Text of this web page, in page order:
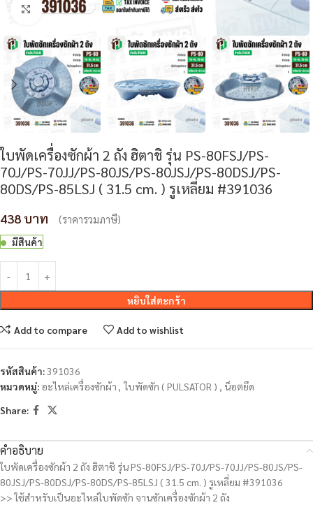
Click to enlarge
ใบพัดเครื่องซักผ้า 2 ถัง ฮิตาชิ รุ่น PS-80FSJ/PS-
70J/PS-70JJ/PS-80JS/PS-80JSJ/PS-80DSJ/PS-
80DS/PS-85LSJ ( 31.5 cm. ) รูเหลี่ยม #391036
438 (ราคารวมภาษี)
มีสินค้า
หยิบใส่ตะกร้า
Add to compare Add to wishlist
รหัสสินค้า:391036
หมวดหมู่: อะไหล่เครื่องซักผ้า , ใบพัดซัก ( PULSATOR ) , น็อตยึด
Share:
คำอธิบาย
ใบพัดเครื่องซักผ้า 2 ถัง ฮิตาชิ รุ่น PS-80FSJ/PS-70J/PS-70JJ/PS-80JS/PS-
80JSJ/PS-80DSJ/PS-80DS/PS-85LSJ ( 31.5 cm. ) รูเหลี่ยม #391036
>> ใช้สำหรับเป็นอะไหล่ใบพัดซัก จานซักเครื่องซักผ้า 2 ถัง